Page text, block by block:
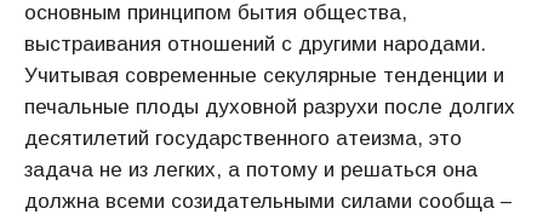
основным принципом бытия общества,
выстраивания отношений с другими народами.
Учитывая современные секулярные тенденции и
печальные плоды духовной разрухи после долгих
десятилетий государственного атеизма, это
задача не из легких, а потому и решаться она
должна всеми созидательными силами сообща –